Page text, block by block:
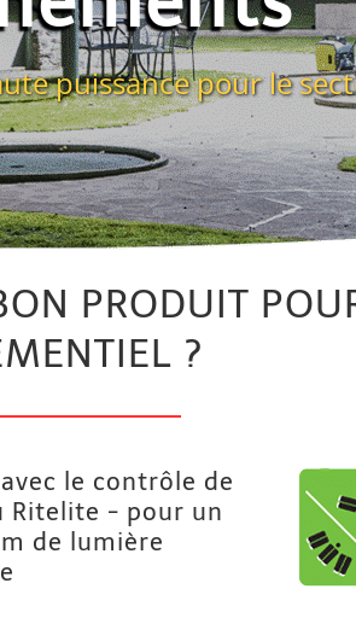
puissance pour le
PRODUIT
?
le contrôle de
Ritelite - pour un
de lumière